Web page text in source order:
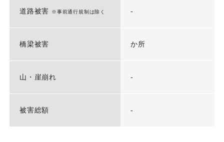
道路被害 ※事前通行規制は除く -
橋梁被害 か所
山・崖崩れ -
被害総額 -